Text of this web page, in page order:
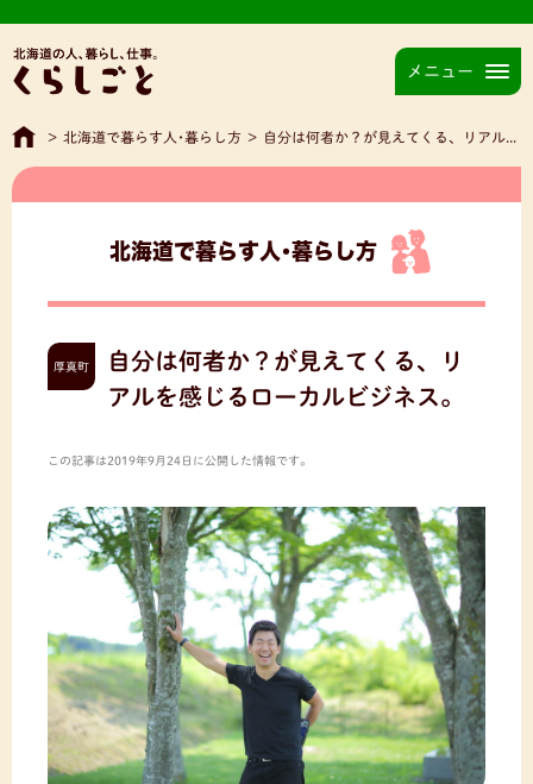
メニュー
> 北海道で暮らす人･暮らし方 > 自分は何者か？が見えてくる、リアルを感じるローカルビジネス。
北海道で暮らす人･暮らし方
厚真町
自分は何者か？が見えてくる、リ
アルを感じるローカルビジネス。
この記事は2019年9月24日に公開した情報です。